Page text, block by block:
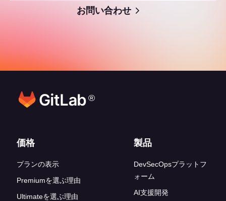
お問い合わせ
®
フッターリンク
価格
プランの表示
Premiumを選ぶ理由
Ultimateを選ぶ理由
製品
DevSecOpsプラットフ
ォーム
AI支援開発